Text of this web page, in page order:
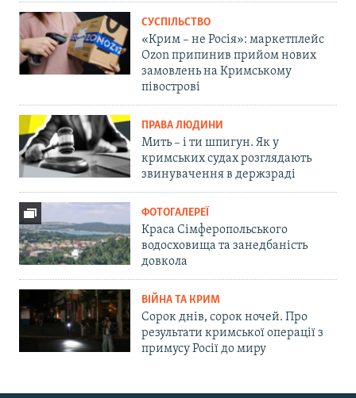
СУСПІЛЬСТВО
«Крим – не Росія»: маркетплейс
Ozon припинив прийом нових
замовлень на Кримському
півострові
ПРАВА ЛЮДИНИ
Мить – і ти шпигун. Як у
кримських судах розглядають
звинувачення в держзраді
ФОТОГАЛЕРЕЇ
Краса Сімферопольського
водосховища та занедбаність
довкола
ВІЙНА ТА КРИМ
Сорок днів, сорок ночей. Про
результати кримської операції з
примусу Росії до миру